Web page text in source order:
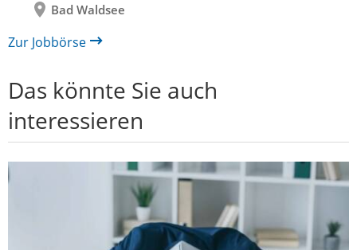
Bad Waldsee
Zur Jobbörse
Das könnte Sie auch
interessieren